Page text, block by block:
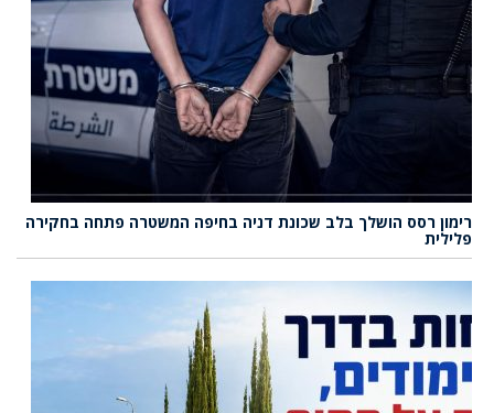
רימון רסס הושלך בלב שכונת דניה בחיפה המשטרה פתחה בחקירה
פלילית